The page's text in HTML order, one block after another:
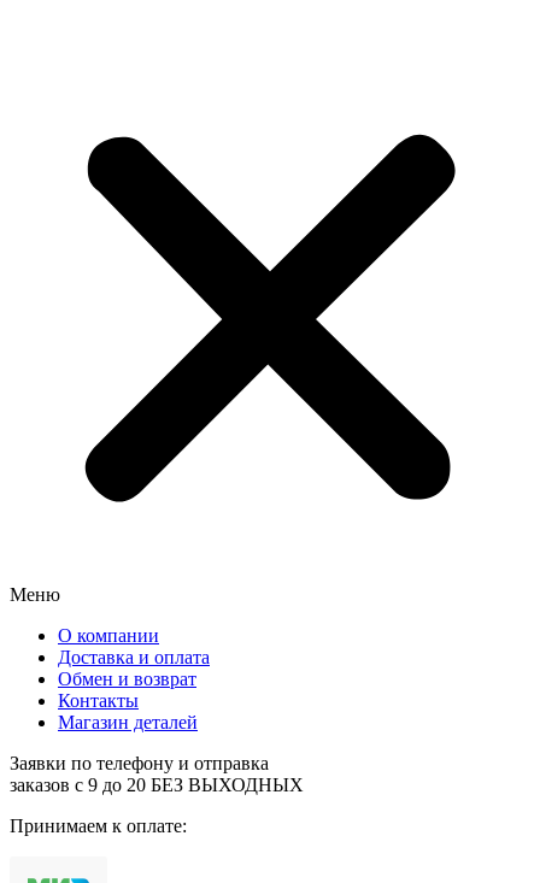
Меню
О компании
Доставка и оплата
Обмен и возврат
Контакты
Магазин деталей
Заявки по телефону и отправка
заказов с 9 до 20 БЕЗ ВЫХОДНЫХ
Принимаем к оплате: